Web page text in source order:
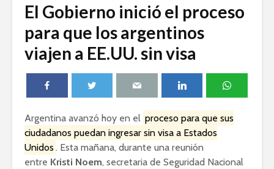
El Gobierno inició el proceso
para que los argentinos
viajen a EE.UU. sin visa
Argentina avanzó hoy en el proceso para que sus
ciudadanos puedan ingresar sin visa a Estados
Unidos . Esta mañana, durante una reunión
entre Kristi Noem, secretaria de Seguridad Nacional